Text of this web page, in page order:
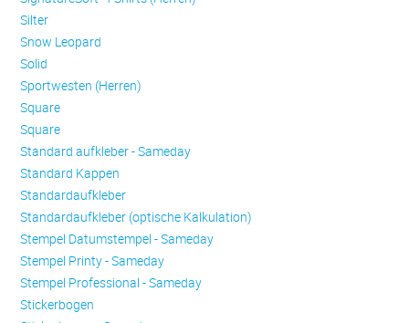
Silter
Snow Leopard
Solid
Sportwesten (Herren)
Square
Square
Standard aufkleber - Sameday
Standard Kappen
Standardaufkleber
Standardaufkleber (optische Kalkulation)
Stempel Datumstempel - Sameday
Stempel Printy - Sameday
Stempel Professional - Sameday
Stickerbogen